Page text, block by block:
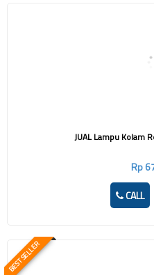
JUAL Lampu Kolam
Rp
CALL
BEST SELLER